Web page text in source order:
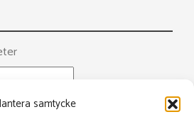
samtycke